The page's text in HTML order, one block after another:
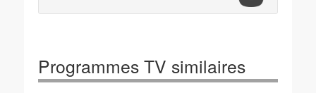
Programmes TV similaires